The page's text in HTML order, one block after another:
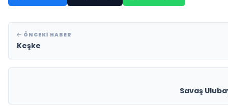
ÖNCEKI HABER
Keşke
Savaş